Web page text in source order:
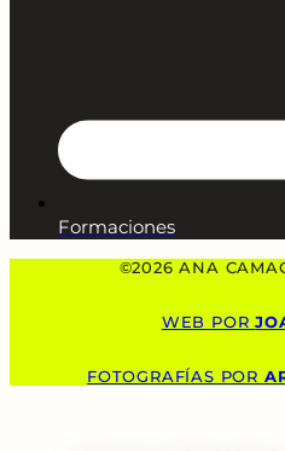
Formaciones
©2026 ANA
WEB POR
FOTOGRAFÍAS POR